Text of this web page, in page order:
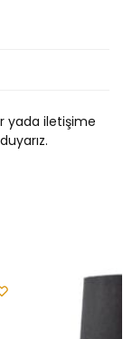
yada iletişime